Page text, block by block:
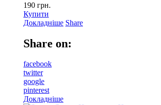
190 грн.
Купити
Докладніше Share
Share on:
facebook
twitter
google
pinterest
Докладніше